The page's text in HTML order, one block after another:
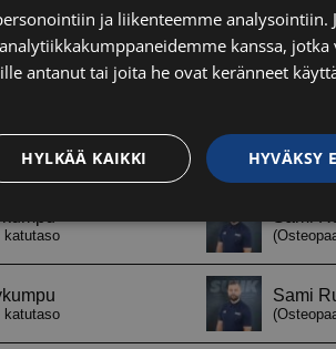
ja liikenteemme analysointiin.
kanssa, jotka
antanut tai joita he ovat keränneet
HYVÄKSY
HYLKÄÄ KAIKKI
Kohdentavat Toiminnalliset